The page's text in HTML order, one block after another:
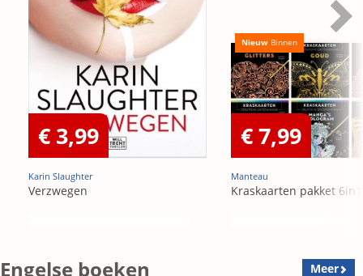
€ 3,99
Karin Slaughter
Verzwegen
Nieuw Binnen
€ 7,99
Manteau
Kraskaarten pakket 6in1
Engelse boeken Meer